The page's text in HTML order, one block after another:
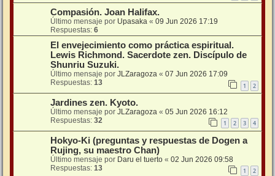
Compasión. Joan Halifax.
Último mensaje por Upasaka « 09 Jun 2026 17:19
Respuestas: 6
El envejecimiento como práctica espiritual.
Lewis Richmond. Sacerdote zen. Discípulo de
Shunriu Suzuki.
Último mensaje por JLZaragoza « 07 Jun 2026 17:09
Respuestas: 13 1 2
Jardines zen. Kyoto.
Último mensaje por JLZaragoza « 05 Jun 2026 16:12
Respuestas: 32 1 2 3 4
Hokyo-Ki (preguntas y respuestas de Dogen a
Rujing, su maestro Chan)
Último mensaje por Daru el tuerto « 02 Jun 2026 09:58
Respuestas: 13 1 2